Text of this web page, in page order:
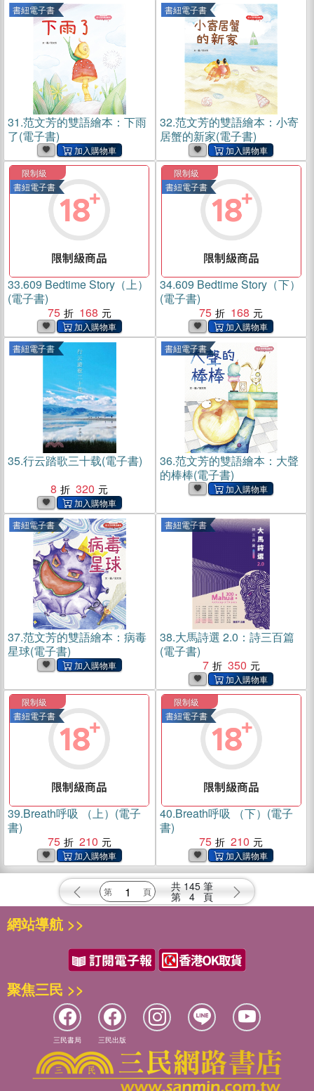
書紐電子書
31.范文芳的雙語繪本：下雨
了(電子書)
書紐電子書
32.范文芳的雙語繪本：小寄
居蟹的新家(電子書)
限制級
書紐電子書
33.609 Bedtime Story（上）
(電子書)
75
168
限制級
書紐電子書
34.609 Bedtime Story（下）
(電子書)
75
168
書紐電子書
35.行云踏歌三十载(電子書)
8
320
書紐電子書
36.范文芳的雙語繪本：大聲
的棒棒(電子書)
書紐電子書
37.范文芳的雙語繪本：病毒
星球(電子書)
書紐電子書
38.大馬詩選 2.0：詩三百篇
(電子書)
7
350
限制級
書紐電子書
39.Breath呼吸 （上）(電子
書)
75
210
限制級
書紐電子書
40.Breath呼吸 （下）(電子
書)
75
210
共 145 筆
第 4 頁
網站導航 >>
聚焦三民 >>
三民書局 三民出版